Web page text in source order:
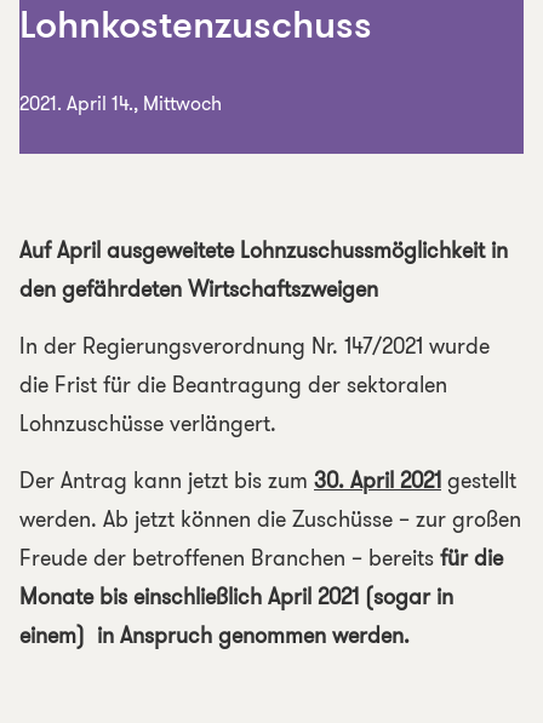
Lohnkostenzuschuss
2021. April 14., Mittwoch
Auf April ausgeweitete Lohnzuschussmöglichkeit in
den gefährdeten Wirtschaftszweigen
In der Regierungsverordnung Nr. 147/2021 wurde
die Frist für die Beantragung der sektoralen
Lohnzuschüsse verlängert.
Der Antrag kann jetzt bis zum 30. April 2021gestellt
werden. Ab jetzt können die Zuschüsse – zur großen
Freude der betroffenen Branchen – bereitsfür die
Monate bis einschließlich April 2021 (sogar in
einem) in Anspruch genommen werden.